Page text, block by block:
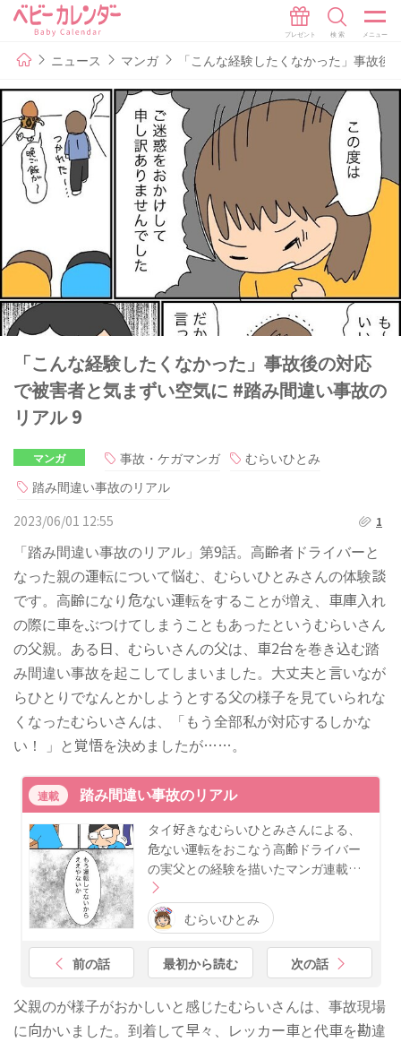
ニュース マンガ 「こんな経験したくなかった」事故
「こんな経験したくなかった」事故後の対応
で被害者と気まずい空気に #踏み間違い事故の
リアル 9
マンガ 事故・ケガマンガ
むらいひとみ
踏み間違い事故のリアル
2023/06/01 12:55
1
「踏み間違い事故のリアル」第9話。高齢者ドライバーと
なった親の運転について悩む、むらいひとみさんの体験談
です。高齢になり危ない運転をすることが増え、車庫入れ
の際に車をぶつけてしまうこともあったというむらいさん
の父親。ある日、むらいさんの父は、車2台を巻き込む踏
み間違い事故を起こしてしまいました。大丈夫と言いなが
らひとりでなんとかしようとする父の様子を見ていられな
くなったむらいさんは、「もう全部私が対応するしかな
い！ 」と覚悟を決めましたが……。
連載 踏み間違い事故のリアル
タイ好きなむらいひとみさんによる、
危ない運転をおこなう高齢ドライバー
の実父との経験を描いたマンガ連載…
むらいひとみ
前の話 最初から読む 次の話
父親のが様子がおかしいと感じたむらいさんは、事故現場
に向かいました。到着して早々、レッカー車と代車を勘違